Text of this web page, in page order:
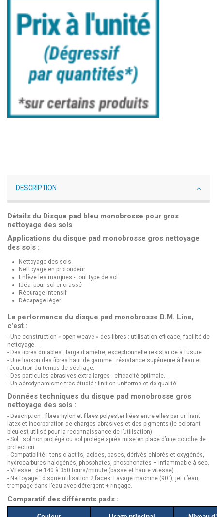
DESCRIPTION
Détails du Disque pad bleu monobrosse pour gros
nettoyage des sols
Applications du disque pad monobrosse gros nettoyage
des sols :
Nettoyage des sols
Nettoyage en profondeur
Enlève les marques - tout type de sol
Idéal pour sol encrassé
Récurage intensif
Décapage léger
La performance du disque pad monobrosse B.M. Line,
c’est :
- Une construction « open-weave » des fibres : utilisation efficace, facilité de
nettoyage.
- Des fibres durables : large diamètre, exceptionnelle résistance à l’usure
- Une liaison des fibres haut de gamme : résistance supérieure à l’eau et
réduction du temps de séchage.
- Des particules abrasives extra larges : efficacité optimale.
- Un aérodynamisme très étudié : finition uniforme et de qualité.
Données techniques du disque pad monobrosse gros
nettoyage des sols :
- Description : fibres nylon et fibres polyester liées entre elles par un liant
latex et incorporation de charges abrasives et des pigments (le colorant
bleu est utilisé pour la reconnaissance de l’utilisation).
- Sol : sol non protégé ou sol protégé après mise en place d’une couche de
protection.
- Compatibilité : tensio-actifs, acides, bases, dérivés chlorés et oxygénés,
hydrocarbures halogénés, phosphates, phosphonates – inflammable à sec.
- Vitesse : de 140 à 350 tours/minute (basse et haute vitesse).
- Nettoyage : disque utilisation 2 faces. Lavage machine (90°), jet d’eau,
trempage dans l’eau avec détergent + rinçage.
Comparatif des différents pads :